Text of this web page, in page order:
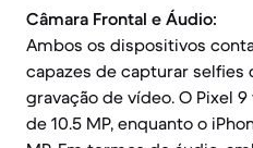
Câmara Frontal e Áudio:
Ambos os dispositivos
capazes de capturar selfies
gravação de vídeo. O Pixel
de 10.5 MP, enquanto o